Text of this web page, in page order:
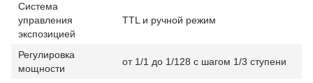
Система
управления
экспозицией
TTL и ручной режим
Регулировка
мощности
от 1/1 до 1/128 с шагом 1/3 ступени